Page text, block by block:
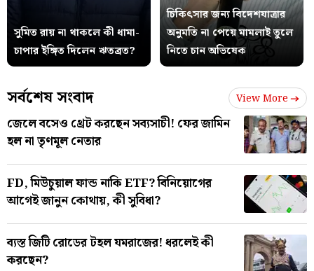
সুমিত রায় না থাকলে কী ধামা-
চাপার ইঙ্গিত দিলেন ঋতব্রত?
চিকিৎসার জন্য বিদেশযাত্রার
অনুমতি না পেয়ে মামলাই তুলে
নিতে চান অভিষেক
সর্বশেষ সংবাদ View More
জেলে বসেও থ্রেট করছেন সব্যসাচী! ফের জামিন
হল না তৃণমূল নেতার
FD, মিউচুয়াল ফান্ড নাকি ETF? বিনিয়োগের
আগেই জানুন কোথায়, কী সুবিধা?
ব্যস্ত জিটি রোডের টহল যমরাজের! ধরলেই কী
করছেন?